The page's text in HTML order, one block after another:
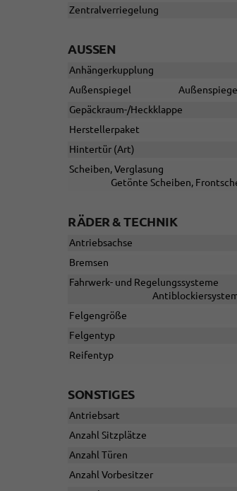
Zentralverriegelung
AUSSEN
Anhängerkupplung
Außenspiegel
Gepäckraum-/Heckklappe
Herstellerpaket
Hintertür (Art)
Scheiben, Verglasung
Getönte Scheiben,
RÄDER & TECHNIK
Antriebsachse
Bremsen
Fahrwerk- und Regelungssysteme
Felgengröße
Felgentyp
Reifentyp
SONSTIGES
Antriebsart
Anzahl Sitzplätze
Anzahl Türen
Anzahl Vorbesitzer